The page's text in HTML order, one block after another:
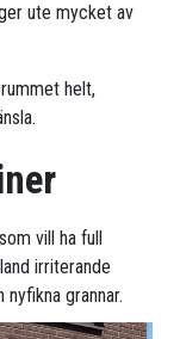
ute mycket av
helt,
vill ha full
irriterande
grannar.